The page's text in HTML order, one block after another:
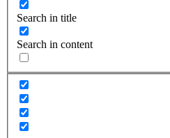
Search in title
Search in content